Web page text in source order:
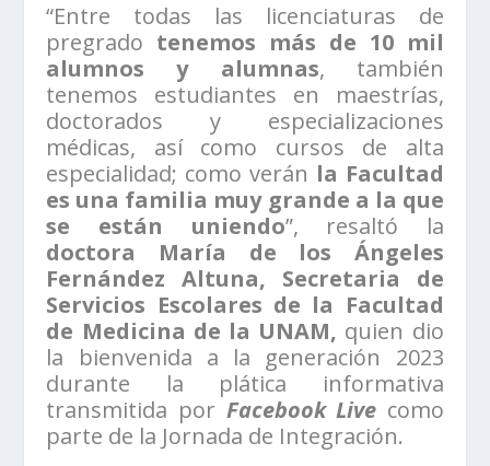
“Entre todas las licenciaturas de
pregrado tenemos más de 10 mil
alumnos y alumnas, también
tenemos estudiantes en maestrías,
doctorados y especializaciones
médicas, así como cursos de alta
especialidad; como verán la Facultad
es una familia muy grande a la que
se están uniendo”, resaltó la
doctora María de los Ángeles
Fernández Altuna, Secretaria de
Servicios Escolares de la Facultad
de Medicina de la UNAM, quien dio
la bienvenida a la generación 2023
durante la plática informativa
transmitida por Facebook Live como
parte de la Jornada de Integración.